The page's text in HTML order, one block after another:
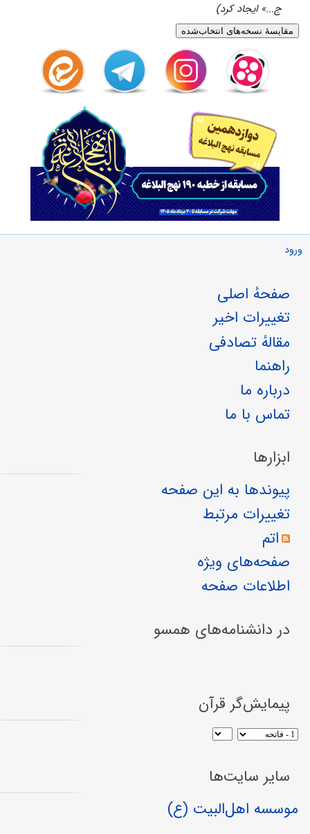
ج...» ایجاد کرد)
ورود
صفحهٔ اصلی
تغییرات اخیر
مقالهٔ تصادفی
راهنما
درباره ما
تماس با ما
ابزارها
پیوندها به این صفحه
تغییرات مرتبط
اتم
صفحه‌های ویژه
اطلاعات صفحه
در دانشنامه‌های همسو
پیمایش‌گر قرآن
سایر سایت‌ها
موسسه اهل‌البیت (ع)